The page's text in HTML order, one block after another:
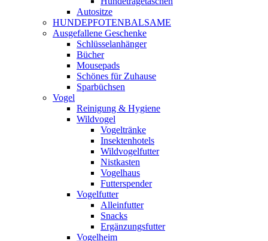
Autositze
HUNDEPFOTENBALSAME
Ausgefallene Geschenke
Schlüsselanhänger
Bücher
Mousepads
Schönes für Zuhause
Sparbüchsen
Vogel
Reinigung & Hygiene
Wildvogel
Vogeltränke
Insektenhotels
Wildvogelfutter
Nistkasten
Vogelhaus
Futterspender
Vogelfutter
Alleinfutter
Snacks
Ergänzungsfutter
Vogelheim